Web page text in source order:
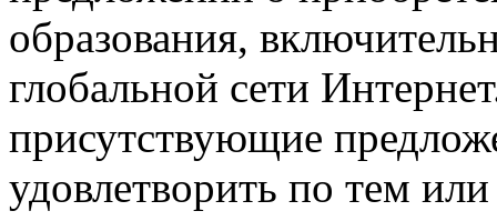
образования,
глобальной сети
присутствующие
удовлетворить по тем